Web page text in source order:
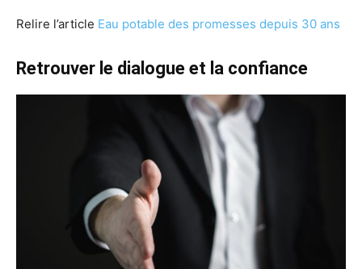
Relire l’article Eau potable des promesses depuis 30 ans
Retrouver le dialogue et la confiance